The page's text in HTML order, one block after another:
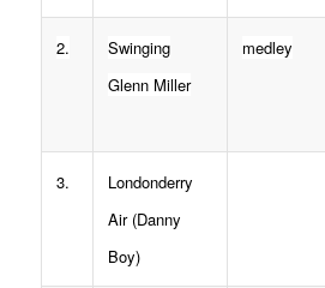
2.
Swinging
Glenn Miller
medley
3.
Londonderry
Air (Danny
Boy)